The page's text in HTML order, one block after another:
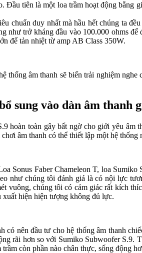
tiên là một loa trầm hoạt động
chuẩn duy nhất mà hầu hết chúng ta
trở kháng đầu vào 100.000 ohms
để tản nhiệt từ amp AB Class 350W.
thống âm thanh sẽ biến trải nghiệm
sung vào dàn âm thanh
toàn gây bất ngờ cho giới yêu âm
âm thanh có thể thiết lập một hệ
Sonus Faber Chameleon T, loa
như chúng tôi đánh giá là có nội lực
vuông, chúng tôi có cảm giác rất kích
hiện hiện tượng không đủ lực.
nên đầu tư cho hệ thống âm thanh
rãi hơn so với Sumiko Subwoofer S.9.
còn phần nào chân thực, sống động